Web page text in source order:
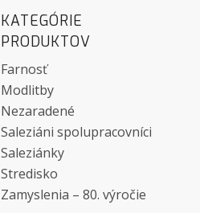
KATEGÓRIE
PRODUKTOV
Farnosť
Modlitby
Nezaradené
Saleziáni spolupracovníci
Saleziánky
Stredisko
Zamyslenia – 80. výročie